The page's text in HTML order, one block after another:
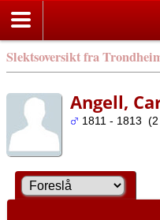
Slektsoversikt fra
Angell,
1811 - 1813 (2